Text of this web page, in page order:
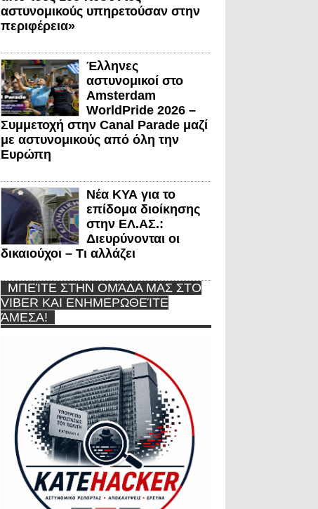
αστυνομικούς υπηρετούσαν στην
περιφέρεια»
Έλληνες
αστυνομικοί στο
Amsterdam
WorldPride 2026 –
Συμμετοχή στην Canal Parade μαζί
με αστυνομικούς από όλη την
Ευρώπη
Νέα ΚΥΑ για το
επίδομα διοίκησης
στην ΕΛ.ΑΣ.:
Διευρύνονται οι
δικαιούχοι – Τι αλλάζει
ΜΠΕΊΤΕ ΣΤΗΝ ΟΜΆΔΑ ΜΑΣ ΣΤΟ
VIBER ΚΑΙ ΕΝΗΜΕΡΩΘΕΊΤΕ
ΆΜΕΣΑ!